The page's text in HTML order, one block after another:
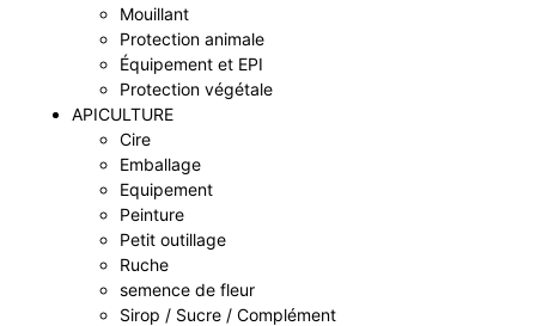
Mouillant
Protection animale
Équipement et EPI
Protection végétale
APICULTURE
Cire
Emballage
Equipement
Peinture
Petit outillage
Ruche
semence de fleur
Sirop / Sucre / Complément